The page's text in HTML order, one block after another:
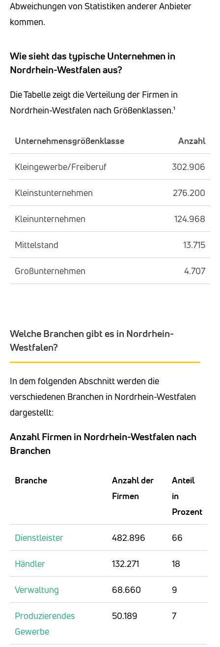
Abweichungen von Statistiken anderer Anbieter
kommen.
Wie sieht das typische Unternehmen in
Nordrhein-Westfalen aus?
Die Tabelle zeigt die Verteilung der Firmen in
Nordrhein-Westfalen nach Größenklassen.¹
Unternehmensgrößenklasse Anzahl
Kleingewerbe/Freiberuf 302.906
Kleinstunternehmen 276.200
Kleinunternehmen 124.968
Mittelstand 13.715
Großunternehmen 4.707
Welche Branchen gibt es in Nordrhein-
Westfalen?
In dem folgenden Abschnitt werden die
verschiedenen Branchen in Nordrhein-Westfalen
dargestellt:
Anzahl Firmen in Nordrhein-Westfalen nach
Branchen
Branche
Anzahl der
Firmen
Anteil
in
Prozent
Dienstleister 482.896 66
Händler 132.271 18
Verwaltung 68.660 9
Produzierendes
Gewerbe
50.189 7